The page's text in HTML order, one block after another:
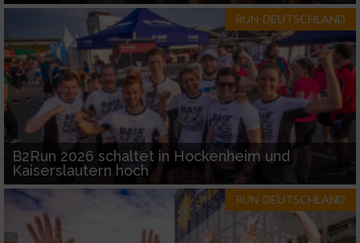
RUN-DEUTSCHLAND
B2Run 2026 schaltet in Hockenheim und
Kaiserslautern hoch
RUN-DEUTSCHLAND